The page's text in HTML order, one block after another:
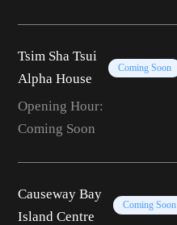
Tsim Sha Tsui
Alpha House
Coming Soon
Opening Hour:
Coming Soon
Causeway Bay
Island Centre
Coming Soon